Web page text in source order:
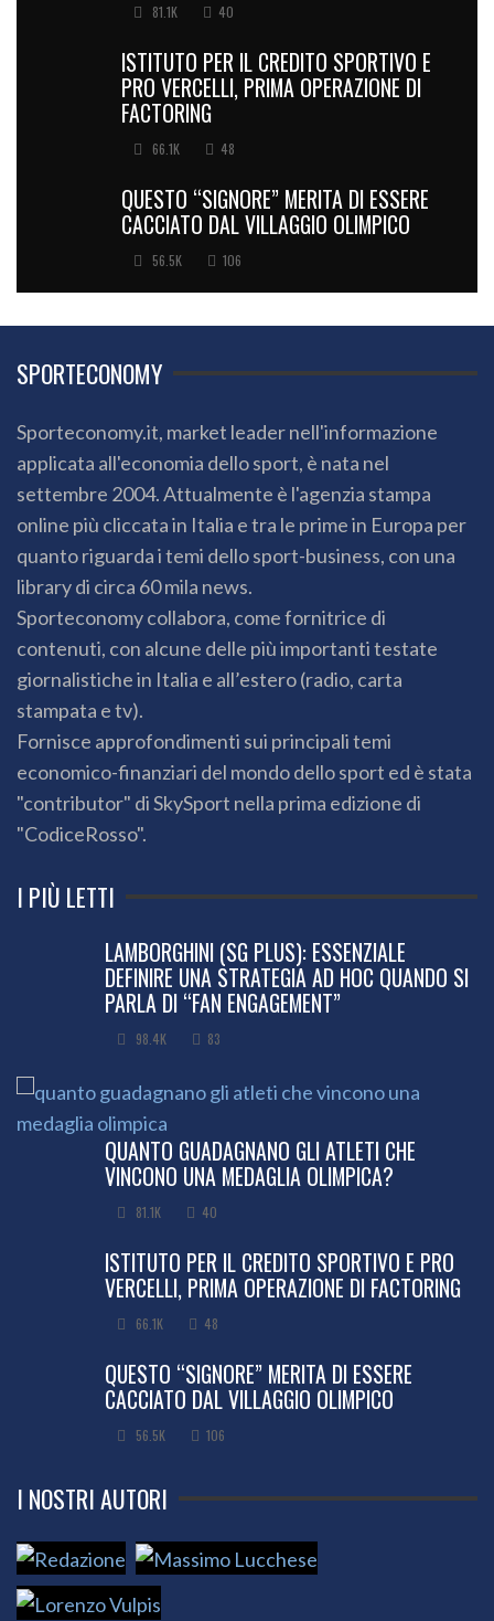
81.1K 40
ISTITUTO PER IL CREDITO SPORTIVO E
PRO VERCELLI, PRIMA OPERAZIONE DI
FACTORING
66.1K 48
QUESTO “SIGNORE” MERITA DI ESSERE
CACCIATO DAL VILLAGGIO OLIMPICO
56.5K 106
SPORTECONOMY
Sporteconomy.it, market leader nell'informazione
applicata all'economia dello sport, è nata nel
settembre 2004. Attualmente è l'agenzia stampa
online più cliccata in Italia e tra le prime in Europa per
quanto riguarda i temi dello sport-business, con una
library di circa 60 mila news.
Sporteconomy collabora, come fornitrice di
contenuti, con alcune delle più importanti testate
giornalistiche in Italia e all’estero (radio, carta
stampata e tv).
Fornisce approfondimenti sui principali temi
economico-finanziari del mondo dello sport ed è stata
"contributor" di SkySport nella prima edizione di
"CodiceRosso".
I PIÙ LETTI
LAMBORGHINI (SG PLUS): ESSENZIALE
DEFINIRE UNA STRATEGIA AD HOC QUANDO SI
PARLA DI “FAN ENGAGEMENT”
98.4K 83
QUANTO GUADAGNANO GLI ATLETI CHE
VINCONO UNA MEDAGLIA OLIMPICA?
81.1K 40
ISTITUTO PER IL CREDITO SPORTIVO E PRO
VERCELLI, PRIMA OPERAZIONE DI FACTORING
66.1K 48
QUESTO “SIGNORE” MERITA DI ESSERE
CACCIATO DAL VILLAGGIO OLIMPICO
56.5K 106
I NOSTRI AUTORI